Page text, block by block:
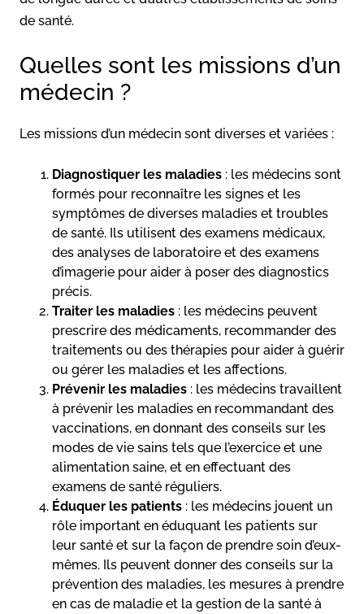
de santé.
Quelles sont les missions d’un
médecin ?
Les missions d’un médecin sont diverses et variées :
Diagnostiquer les maladies : les médecins sont
formés pour reconnaître les signes et les
symptômes de diverses maladies et troubles
de santé. Ils utilisent des examens médicaux,
des analyses de laboratoire et des examens
d’imagerie pour aider à poser des diagnostics
précis.
Traiter les maladies : les médecins peuvent
prescrire des médicaments, recommander des
traitements ou des thérapies pour aider à guérir
ou gérer les maladies et les affections.
Prévenir les maladies : les médecins travaillent
à prévenir les maladies en recommandant des
vaccinations, en donnant des conseils sur les
modes de vie sains tels que l’exercice et une
alimentation saine, et en effectuant des
examens de santé réguliers.
Éduquer les patients : les médecins jouent un
rôle important en éduquant les patients sur
leur santé et sur la façon de prendre soin d’eux-
mêmes. Ils peuvent donner des conseils sur la
prévention des maladies, les mesures à prendre
en cas de maladie et la gestion de la santé à